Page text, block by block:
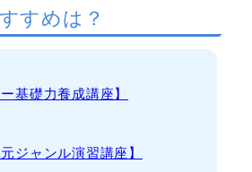
すめは？
基礎力養成講座】
ジャンル演習講座】